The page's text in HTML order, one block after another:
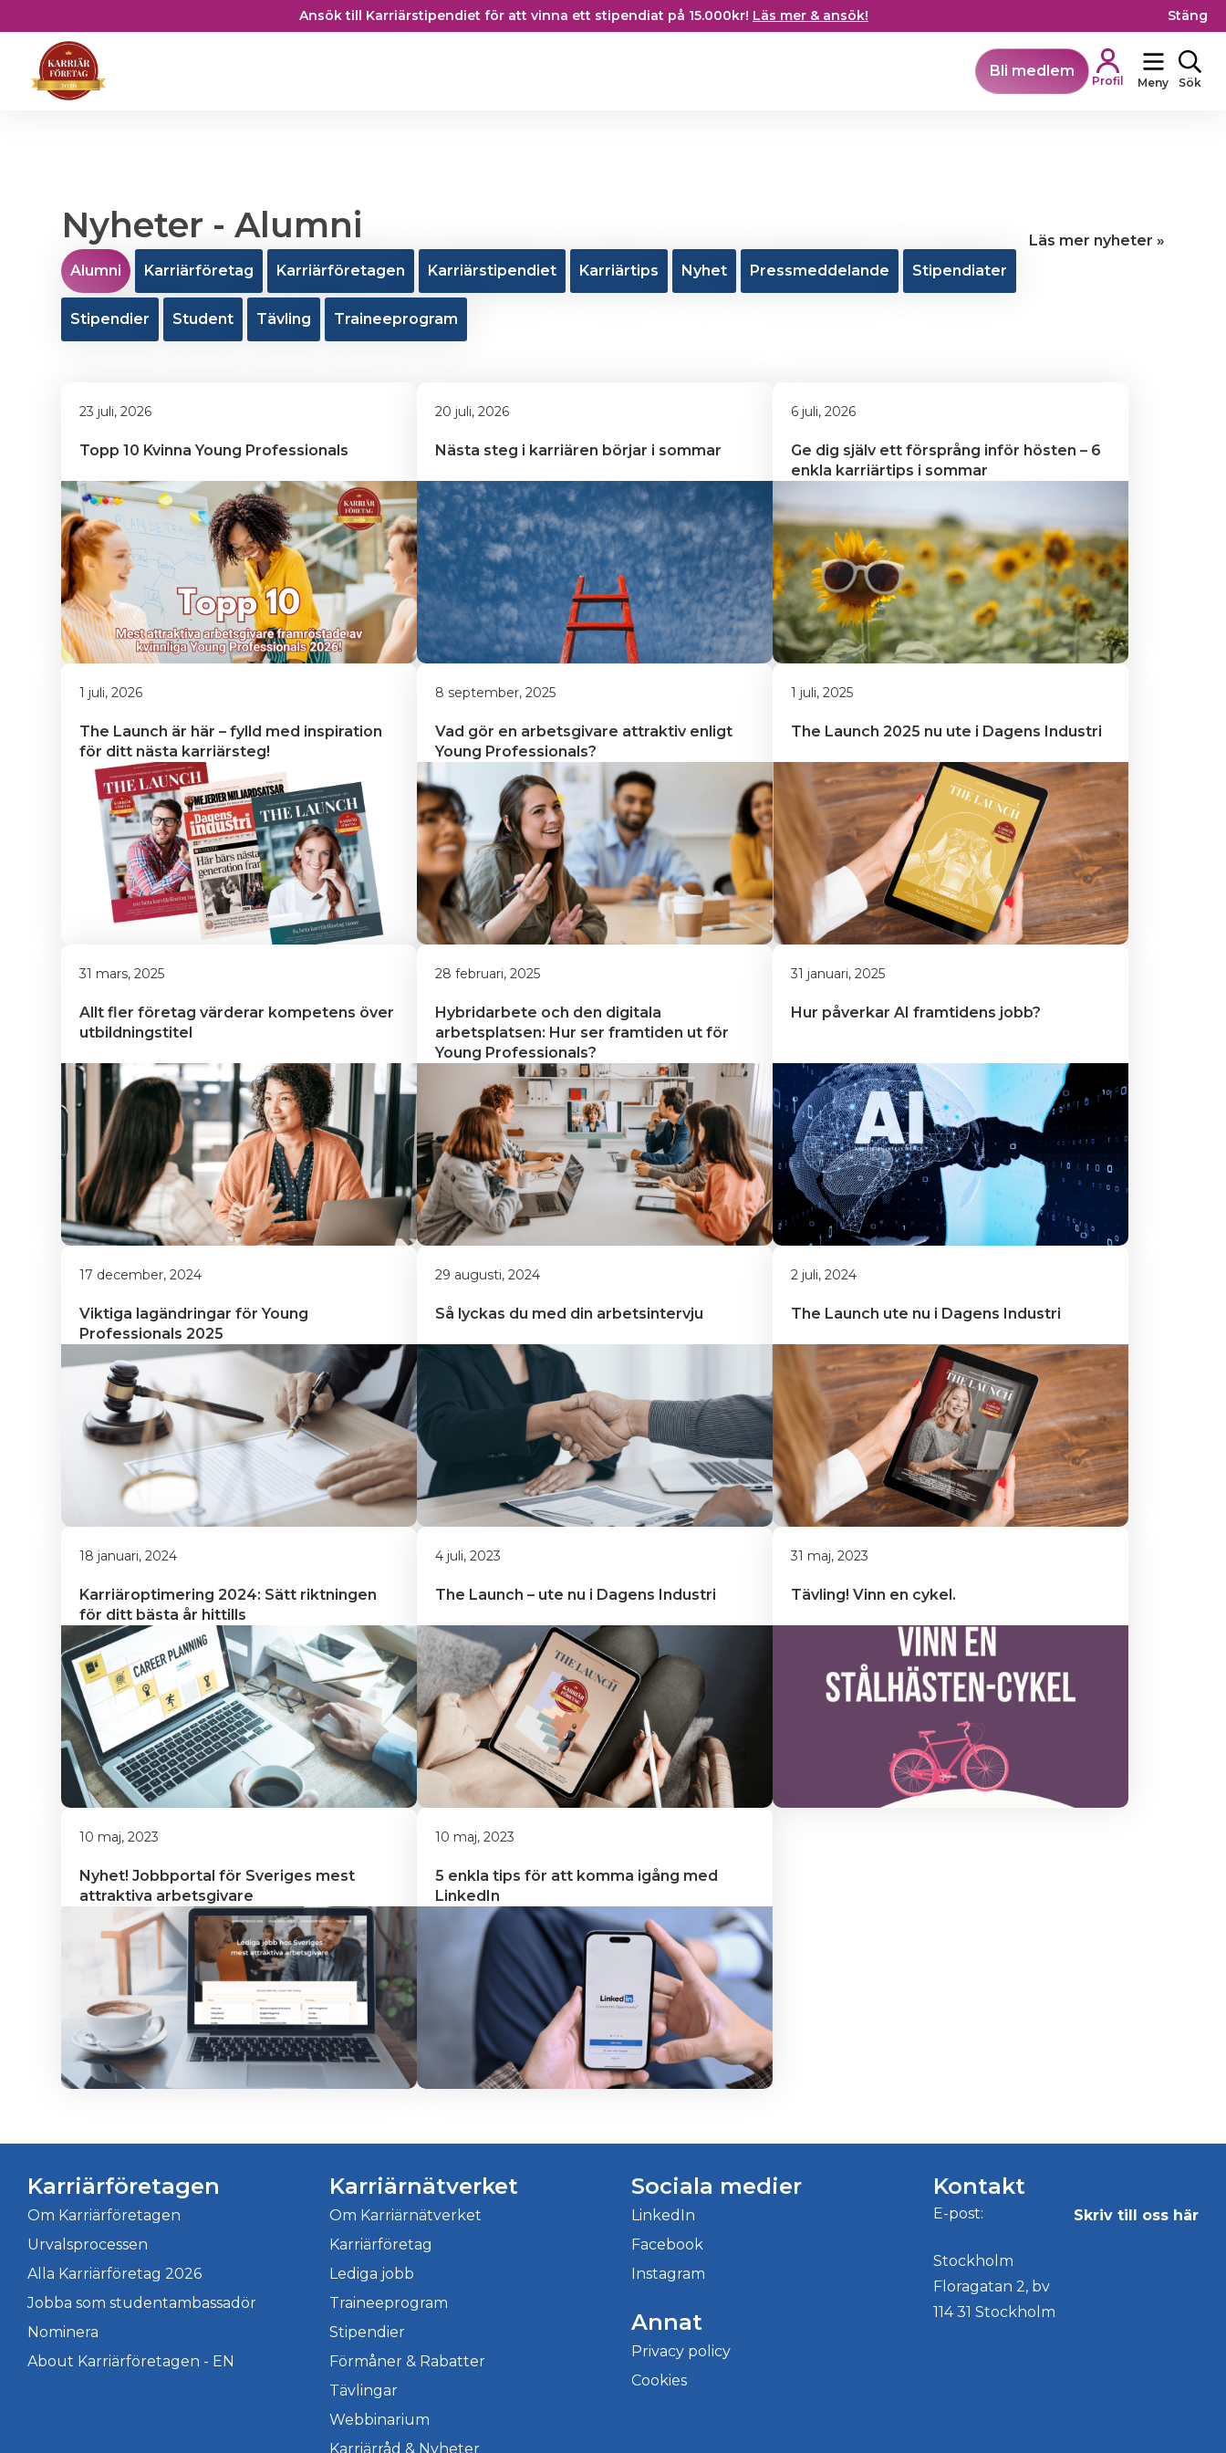
Ansök till Karriärstipendiet för att vinna ett stipendiat på 15.000kr! Läs mer & ansök! Stäng
Bli medlem
Profil Meny Sök
Nyheter - Alumni
Läs mer nyheter »
Alumni
Karriärföretag Karriärföretagen Karriärstipendiet Karriärtips Nyhet Pressmeddelande Stipendiater
Stipendier Student Tävling Traineeprogram
Topp 10 Kvinna Young Professionals
23 juli, 2026
Nästa steg i karriären börjar i sommar
20 juli, 2026
Ge dig själv ett försprång inför hösten – 6
enkla karriärtips i sommar
6 juli, 2026
The Launch är här – fylld med inspiration
för ditt nästa karriärsteg!
1 juli, 2026
Vad gör en arbetsgivare attraktiv enligt
Young Professionals?
8 september, 2025
The Launch 2025 nu ute i Dagens Industri
1 juli, 2025
Allt fler företag värderar kompetens över
utbildningstitel
31 mars, 2025
Hybridarbete och den digitala
arbetsplatsen: Hur ser framtiden ut för
Young Professionals?
28 februari, 2025
Hur påverkar AI framtidens jobb?
31 januari, 2025
Viktiga lagändringar för Young
Professionals 2025
17 december, 2024
Så lyckas du med din arbetsintervju
29 augusti, 2024
The Launch ute nu i Dagens Industri
2 juli, 2024
Karriäroptimering 2024: Sätt riktningen
för ditt bästa år hittills
18 januari, 2024
The Launch – ute nu i Dagens Industri
4 juli, 2023
Tävling! Vinn en cykel.
31 maj, 2023
Nyhet! Jobbportal för Sveriges mest
attraktiva arbetsgivare
10 maj, 2023
5 enkla tips för att komma igång med
LinkedIn
10 maj, 2023
Karriärföretagen
Om Karriärföretagen
Urvalsprocessen
Alla Karriärföretag 2026
Jobba som studentambassadör
Nominera
About Karriärföretagen - EN
Karriärnätverket
Om Karriärnätverket
Karriärföretag
Lediga jobb
Traineeprogram
Stipendier
Förmåner & Rabatter
Tävlingar
Webbinarium
Karriärråd & Nyheter
Sociala medier
LinkedIn
Facebook
Instagram
Annat
Privacy policy
Cookies
Kontakt
E-post: Skriv till oss här
Stockholm
Floragatan 2, bv
114 31 Stockholm